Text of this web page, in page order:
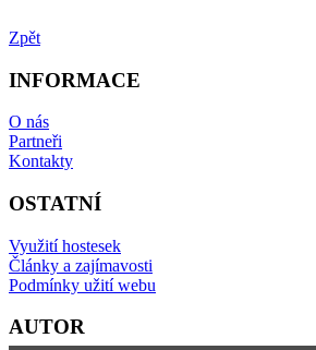
Zpět
INFORMACE
O nás
Partneři
Kontakty
OSTATNÍ
Využití hostesek
Články a zajímavosti
Podmínky užití webu
AUTOR